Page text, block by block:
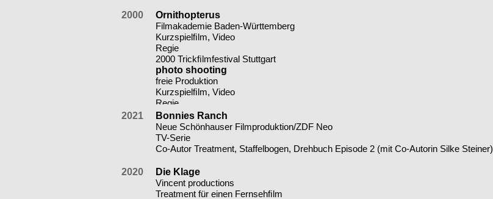
2000
Ornithopterus
Filmakademie Baden-Württemberg
Kurzspielﬁlm, Video
Regie
2000 Trickﬁlmfestival Stuttgart
photo shooting
freie Produktion
Kurzspielﬁlm, Video
Regie
2021
Bonnies Ranch
Neue Schönhauser Filmproduktion/ZDF Neo
TV-Serie
Co-Autor Treatment, Staffelbogen, Drehbuch Episode 2 (mit Co-Autorin Silke Steiner)
2020
Die Klage
Vincent productions
Treatment für einen Fernsehﬁlm